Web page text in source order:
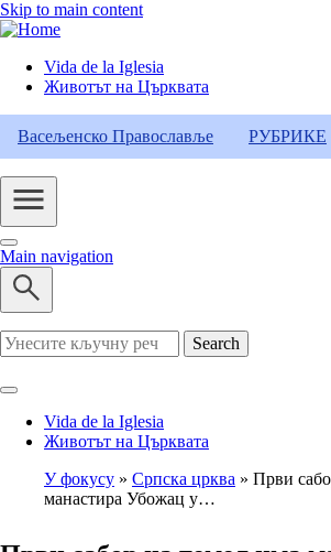
Skip to main content
Header
Category
Menu
Vida de la Iglesia
Животът на Църквата
Васељенско Православље РУБРИКЕ
Main navigation
Search
Vida de la Iglesia
Животът на Църквата
Breadcrumb
У фокусу Српска црква
Први
манастира Убожац у…